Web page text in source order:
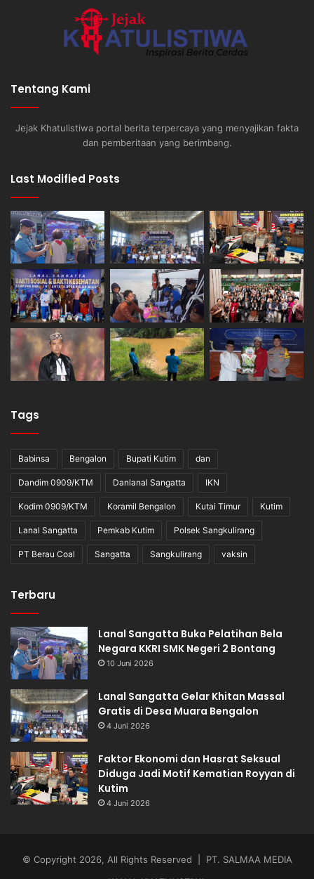
Tentang Kami
Jejak Khatulistiwa portal berita terpercaya yang menyajikan fakta
dan pemberitaan yang berimbang.
Last Modified Posts
Tags
Babinsa Bengalon Bupati Kutim dan
Dandim 0909/KTM Danlanal Sangatta IKN
Kodim 0909/KTM Koramil Bengalon Kutai Timur Kutim
Lanal Sangatta Pemkab Kutim Polsek Sangkulirang
PT Berau Coal Sangatta Sangkulirang vaksin
Terbaru
Lanal Sangatta Buka Pelatihan Bela
Negara KKRI SMK Negeri 2 Bontang
10 Juni 2026
Lanal Sangatta Gelar Khitan Massal
Gratis di Desa Muara Bengalon
4 Juni 2026
Faktor Ekonomi dan Hasrat Seksual
Diduga Jadi Motif Kematian Royyan di
Kutim
4 Juni 2026
© Copyright 2026, All Rights Reserved | PT. SALMAA MEDIA